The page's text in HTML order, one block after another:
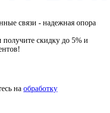
связи - надежная опора
получите скидку до 5% и
на обработку